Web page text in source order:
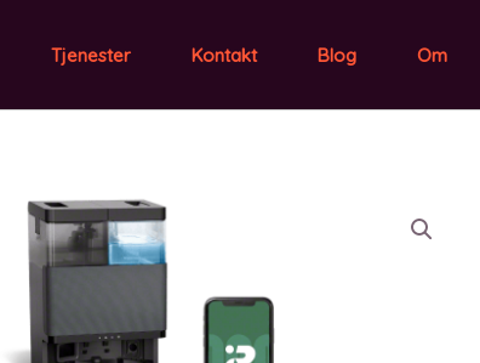
Tjenester Kontakt Blog Om